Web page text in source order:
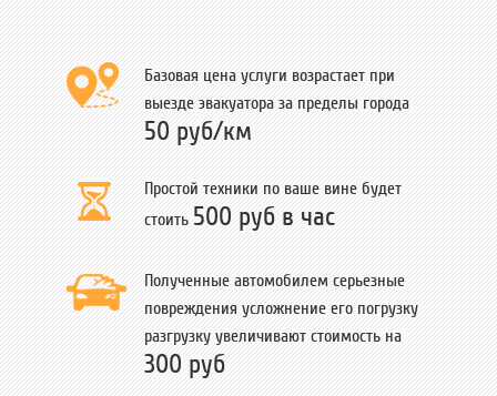
Базовая цена услуги возрастает при
выезде эвакуатора за пределы города
50 руб/км
Простой техники по ваше вине будет
стоить 500 руб в час
Полученные автомобилем серьезные
повреждения усложнение его погрузку
разгрузку увеличивают стоимость на
300 руб